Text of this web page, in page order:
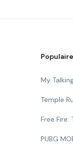
My
Temple
Free Fire:
PUBG